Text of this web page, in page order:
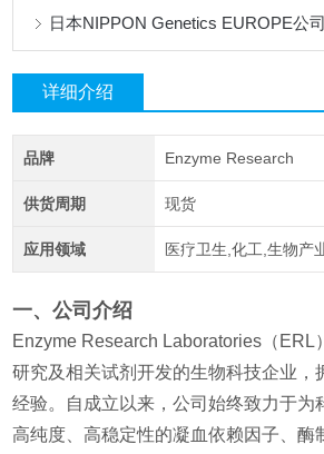
详细介绍
品牌 Enzyme Research
供货周期 现货
应用领域 医疗卫生,化工,生物产
一、公司介绍
Enzyme Research Laboratories（ERL
研究及相关试剂开发的生物科技企业，
经验。自成立以来，公司始终致力于为
高纯度、高稳定性的凝血依赖因子、酶